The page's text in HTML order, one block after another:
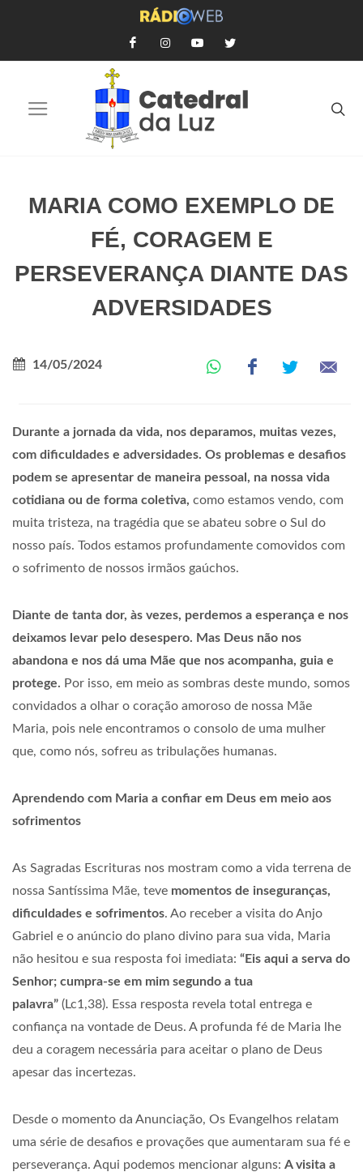
MARIA COMO EXEMPLO DE
FÉ, CORAGEM E
PERSEVERANÇA DIANTE DAS
ADVERSIDADES
14/05/2024
Durante a jornada da vida, nos deparamos, muitas vezes,
com dificuldades e adversidades. Os problemas e desafios
podem se apresentar de maneira pessoal, na nossa vida
cotidiana ou de forma coletiva, como estamos vendo, com
muita tristeza, na tragédia que se abateu sobre o Sul do
nosso país. Todos estamos profundamente comovidos com
o sofrimento de nossos irmãos gaúchos.
Diante de tanta dor, às vezes, perdemos a esperança e nos
deixamos levar pelo desespero. Mas Deus não nos
abandona e nos dá uma Mãe que nos acompanha, guia e
protege. Por isso, em meio as sombras deste mundo, somos
convidados a olhar o coração amoroso de nossa Mãe
Maria, pois nele encontramos o consolo de uma mulher
que, como nós, sofreu as tribulações humanas.
Aprendendo com Maria a confiar em Deus em meio aos
sofrimentos
As Sagradas Escrituras nos mostram como a vida terrena de
nossa Santíssima Mãe, teve momentos de inseguranças,
dificuldades e sofrimentos. Ao receber a visita do Anjo
Gabriel e o anúncio do plano divino para sua vida, Maria
não hesitou e sua resposta foi imediata: “Eis aqui a serva do
Senhor; cumpra-se em mim segundo a tua
palavra” (Lc1,38). Essa resposta revela total entrega e
confiança na vontade de Deus. A profunda fé de Maria lhe
deu a coragem necessária para aceitar o plano de Deus
apesar das incertezas.
Desde o momento da Anunciação, Os Evangelhos relatam
uma série de desafios e provações que aumentaram sua fé e
perseverança. Aqui podemos mencionar alguns: A visita a